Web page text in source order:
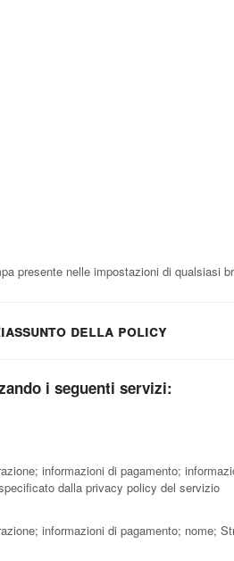
presente nelle impostazioni di qualsiasi
della policy
i seguenti servizi:
informazioni di pagamento;
dalla privacy policy del servizio
informazioni di pagamento; nome;